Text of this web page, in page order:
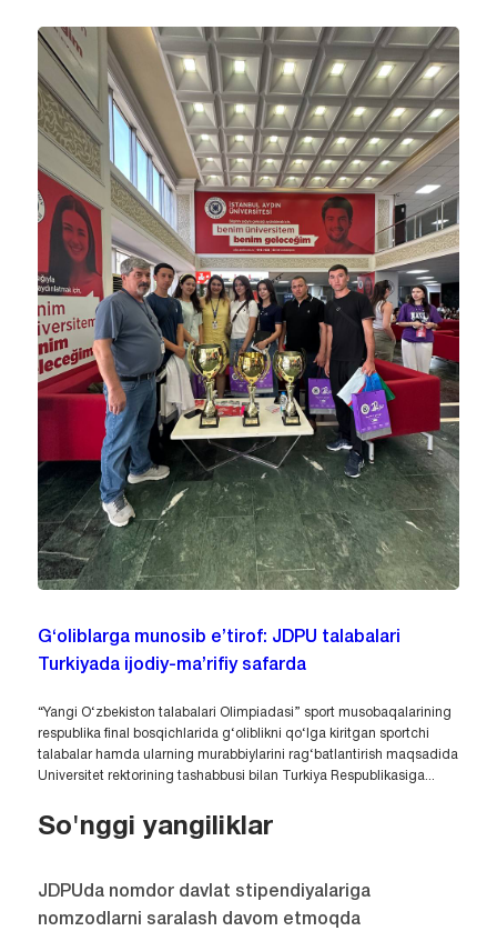
G‘oliblarga munosib e’tirof: JDPU talabalari
Turkiyada ijodiy-ma’rifiy safarda
“Yangi O‘zbekiston talabalari Olimpiadasi” sport musobaqalarining
respublika final bosqichlarida g‘oliblikni qo‘lga kiritgan sportchi
talabalar hamda ularning murabbiylarini rag‘batlantirish maqsadida
Universitet rektorining tashabbusi bilan Turkiya Respublikasiga...
So'nggi yangiliklar
JDPUda nomdor davlat stipendiyalariga
nomzodlarni saralash davom etmoqda